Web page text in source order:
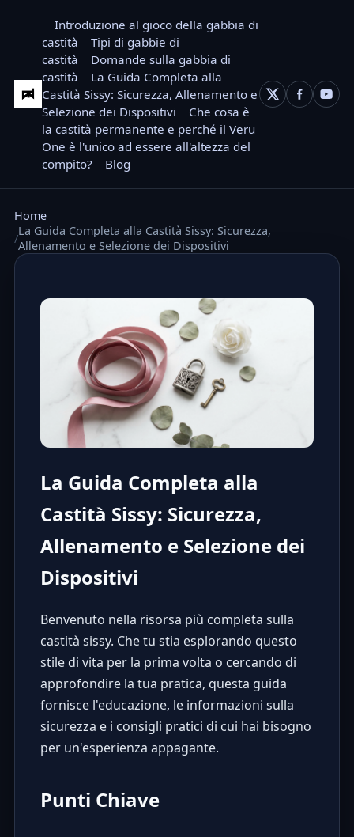
Introduzione al gioco della gabbia di
castità
Tipi di gabbie di
castità
Domande sulla gabbia di
castità
La Guida Completa alla
Castità Sissy: Sicurezza, Allenamento e
Selezione dei Dispositivi
Che cosa è
la castità permanente e perché il Veru
One è l'unico ad essere all'altezza del
compito?
Blog
Home
La Guida Completa alla Castità Sissy: Sicurezza,
Allenamento e Selezione dei Dispositivi
La Guida Completa alla
Castità Sissy: Sicurezza,
Allenamento e Selezione dei
Dispositivi
Benvenuto nella risorsa più completa sulla
castità sissy. Che tu stia esplorando questo
stile di vita per la prima volta o cercando di
approfondire la tua pratica, questa guida
fornisce l'educazione, le informazioni sulla
sicurezza e i consigli pratici di cui hai bisogno
per un'esperienza appagante.
Punti Chiave